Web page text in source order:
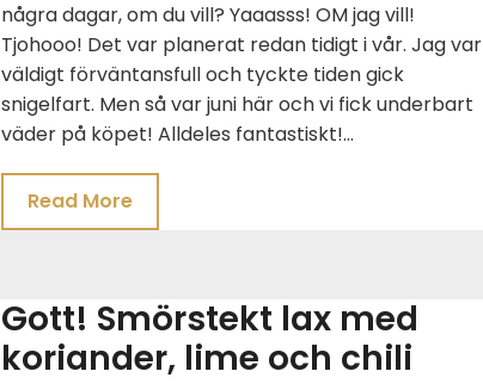
några dagar, om du vill? Yaaasss! OM jag vill!
Tjohooo! Det var planerat redan tidigt i vår. Jag var
väldigt förväntansfull och tyckte tiden gick
snigelfart. Men så var juni här och vi fick underbart
väder på köpet! Alldeles fantastiskt!…
Read More
Gott! Smörstekt lax med
koriander, lime och chili